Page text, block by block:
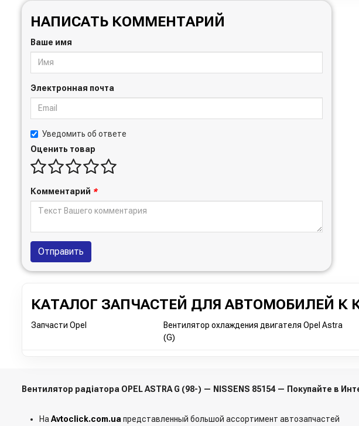
НАПИСАТЬ КОММЕНТАРИЙ
Ваше имя
Электронная почта
Уведомить об ответе
Оценить товар
Комментарий *
Отправить
КАТАЛОГ ЗАПЧАСТЕЙ ДЛЯ АВТОМОБИЛЕЙ К
Запчасти Opel
Вентилятор охлаждения двигателя Opel Astra
(G)
Вентилятор радіатора OPEL ASTRA G (98-) — NISSENS 85154 — Покупайте в
На Avtoclick.com.ua представленный большой ассортимент автозапчастей